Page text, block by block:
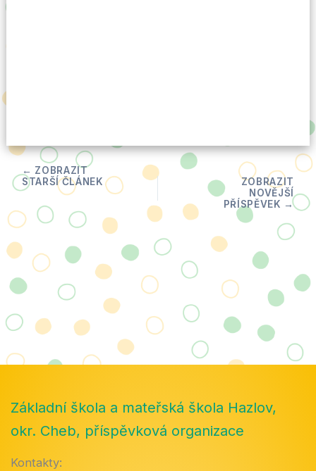
Základní škola a mateřská škola Hazlov,
okr. Cheb, příspěvková organizace
Kontakty: